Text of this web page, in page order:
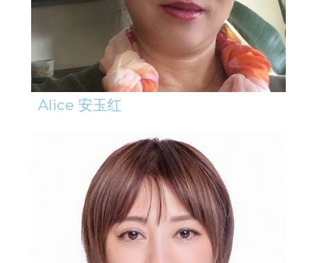
Alice 安玉红